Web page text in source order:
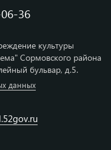
36
культуры
Сормовского района
бульвар, д.5.
данных